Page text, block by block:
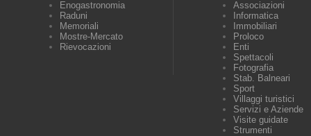
Enogastronomia
Raduni
Memoriali
Mostre-Mercato
Rievocazioni
Associazioni
Informatica
Immobiliari
Proloco
Enti
Spettacoli
Fotografia
Stab. Balneari
Sport
Villaggi turistici
Servizi e Aziende
Visite guidate
Strumenti